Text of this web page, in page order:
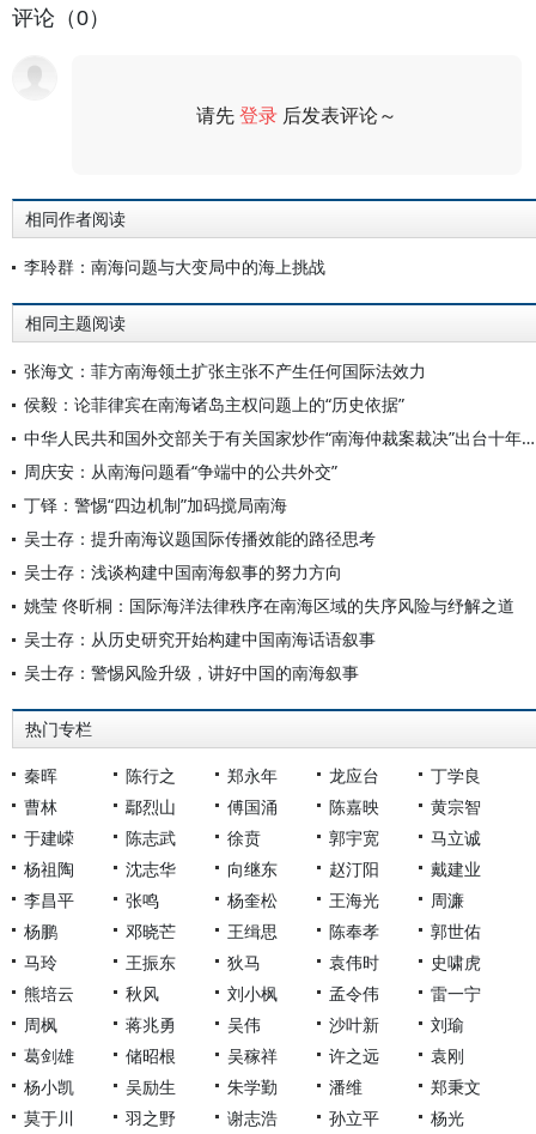
评论（0）
请先登录 后发表评论～
相同作者阅读
李聆群：南海问题与大变局中的海上挑战
相同主题阅读
张海文：菲方南海领土扩张主张不产生任何国际法效力
侯毅：论菲律宾在南海诸岛主权问题上的“历史依据”
中华人民共和国外交部关于有关国家炒作“南海仲裁案裁决”出台十年的声明
周庆安：从南海问题看“争端中的公共外交”
丁铎：警惕“四边机制”加码搅局南海
吴士存：提升南海议题国际传播效能的路径思考
吴士存：浅谈构建中国南海叙事的努力方向
姚莹 佟昕桐：国际海洋法律秩序在南海区域的失序风险与纾解之道
吴士存：从历史研究开始构建中国南海话语叙事
吴士存：警惕风险升级，讲好中国的南海叙事
热门专栏
秦晖 陈行之 郑永年 龙应台
丁学良
曹林
鄢烈山 傅国涌 陈嘉映
黄宗智
于建嵘
陈志武 徐贲 郭宇宽
马立诚
杨祖陶
沈志华 向继东 赵汀阳
戴建业
李昌平
张鸣 杨奎松 王海光
周濂
杨鹏
邓晓芒 王缉思 陈奉孝
郭世佑
马玲
王振东 狄马 袁伟时
史啸虎
熊培云
秋风 刘小枫 孟令伟
雷一宁
周枫
蒋兆勇 吴伟 沙叶新
刘瑜
葛剑雄
储昭根 吴稼祥 许之远
袁刚
杨小凯
吴励生 朱学勤 潘维
郑秉文
莫于川
羽之野 谢志浩 孙立平 杨光